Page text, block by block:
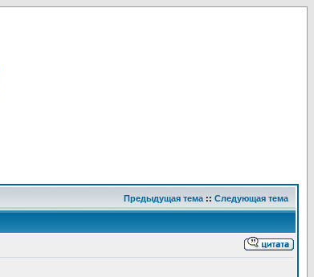
Предыдущая тема :: Следующая тема